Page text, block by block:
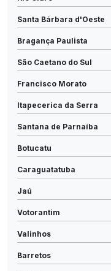
Santa Bárbara d'Oeste
Bragança Paulista
São Caetano do Sul
Francisco Morato
Itapecerica da Serra
Santana de Parnaíba
Botucatu
Caraguatatuba
Jaú
Votorantim
Valinhos
Barretos